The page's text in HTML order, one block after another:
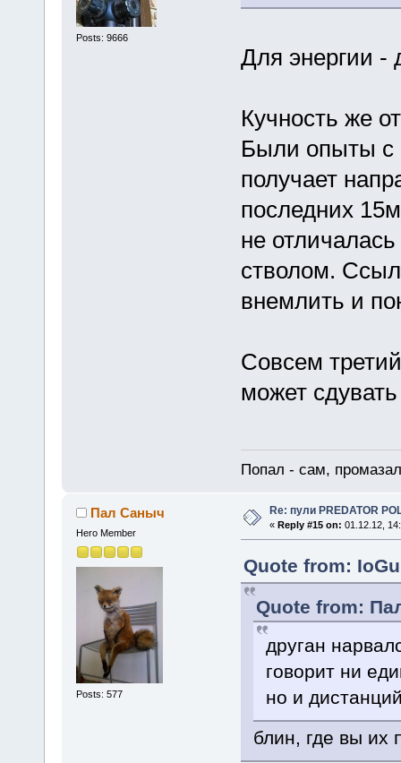
Posts: 9666
Для энергии -
Кучность же
Были опыты с
получает
последних
не
стволом.
внемлить и
Совсем
может
Попал - сам,
Пал Саныч
Hero Member
Posts: 577
Re: пули PREDATOR
« Reply #15 on: 01.12.12,
Quote from:
Quote from:
друган
говорит ни
но и
блин, где вы их